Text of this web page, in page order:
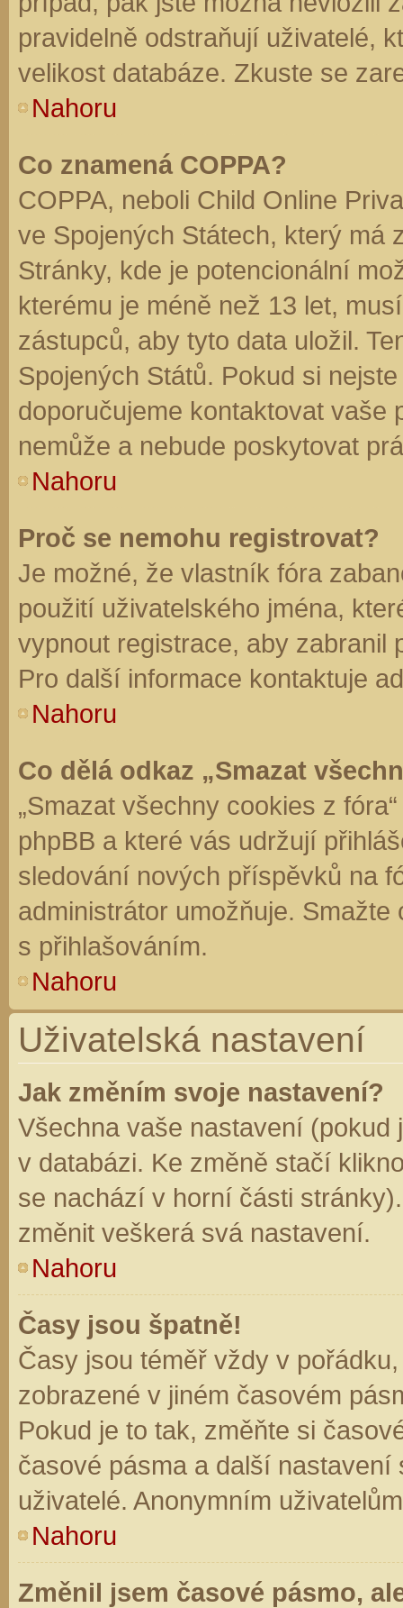
pravidelně odstraňují uživatelé,
velikost databáze. Zkuste se
Nahoru
Co znamená COPPA?
COPPA, neboli Child Online
ve Spojených Státech, který má
Stránky, kde je potencionální
kterému je méně než 13 let,
zástupců, aby tyto data uložil.
Spojených Států. Pokud si
doporučujeme kontaktovat vaše
nemůže a nebude poskytovat
Nahoru
Proč se nemohu registrovat?
Je možné, že vlastník fóra
použití uživatelského jména,
vypnout registrace, aby zabranil
Pro další informace kontaktuje
Nahoru
Co dělá odkaz „Smazat
„Smazat všechny cookies z
phpBB a které vás udržují
sledování nových příspěvků na
administrátor umožňuje.
s přihlašováním.
Nahoru
Uživatelská nastavení
Jak změním svoje nastavení?
Všechna vaše nastavení (pokud
v databázi. Ke změně stačí
se nachází v horní části
změnit veškerá svá nastavení.
Nahoru
Časy jsou špatně!
Časy jsou téměř vždy v
zobrazené v jiném časovém
Pokud je to tak, změňte si
časové pásma a další
uživatelé. Anonymním
Nahoru
Změnil jsem časové pásmo,